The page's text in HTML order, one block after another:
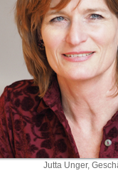
Jutta Unger,